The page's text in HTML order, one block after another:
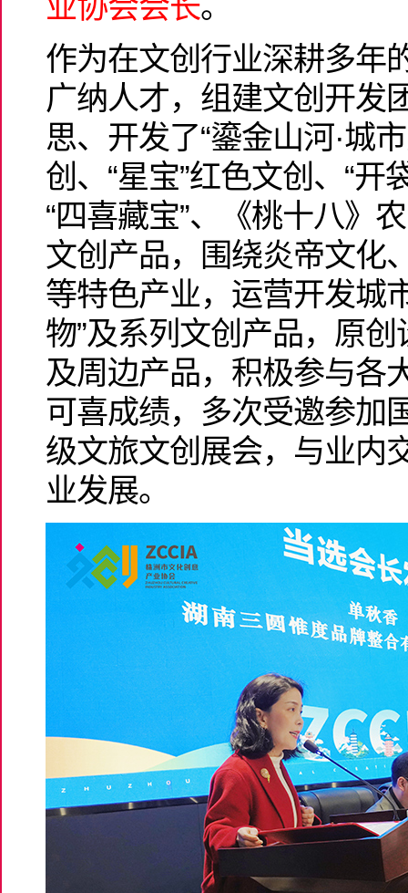
作为在文创行业深耕多年
广纳人才，组建文创开发
思、开发了“鎏金山河·城
创、“星宝”红色文创、“开
“四喜藏宝”、《桃十八》
文创产品，围绕炎帝文化
等特色产业，运营开发城
物”及系列文创产品，原创
及周边产品，积极参与各
可喜成绩，多次受邀参加
级文旅文创展会，与业内
业发展。